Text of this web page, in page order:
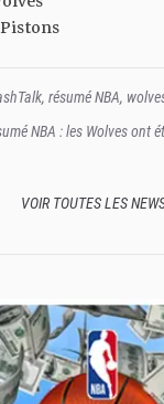
NBA : les Wolves ont
, résumé NBA,
VOIR TOUTES LES